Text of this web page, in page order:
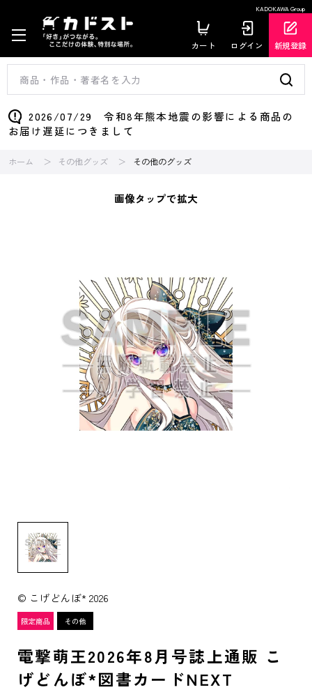
KADOKAWA Group
カート ログイン 新規登録
2026/07/29 令和8年熊本地震の影響による商品の
お届け遅延につきまして
ホーム その他グッズ その他のグッズ
画像タップで拡大
© こげどんぼ* 2026
電撃萌王2026年8月号誌上通販 こ
げどんぼ*図書カードNEXT